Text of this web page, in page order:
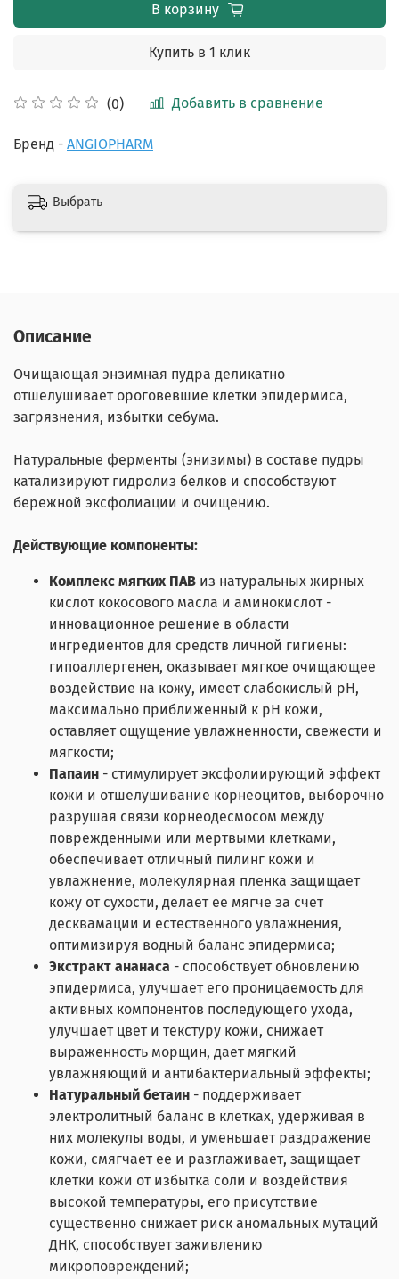
(0) Добавить в сравнение
В корзину
Купить в 1 клик
Бренд - ANGIOPHARM
Выбрать
Описание
Очищающая энзимная пудра деликатно
отшелушивает ороговевшие клетки эпидермиса,
загрязнения, избытки себума.
Натуральные ферменты (энизимы) в составе пудры
катализируют гидролиз белков и способствуют
бережной эксфолиации и очищению.
Действующие компоненты:
Комплекс мягких ПАВ из натуральных жирных
кислот кокосового масла и аминокислот -
инновационное решение в области
ингредиентов для средств личной гигиены:
гипоаллергенен, оказывает мягкое очищающее
воздействие на кожу, имеет слабокислый pH,
максимально приближенный к pH кожи,
оставляет ощущение увлажненности, свежести и
мягкости;
Папаин - стимулирует эксфолиирующий эффект
кожи и отшелушивание корнеоцитов, выборочно
разрушая связи корнеодесмосом между
поврежденными или мертвыми клетками,
обеспечивает отличный пилинг кожи и
увлажнение, молекулярная пленка защищает
кожу от сухости, делает ее мягче за счет
десквамации и естественного увлажнения,
оптимизируя водный баланс эпидермиса;
Экстракт ананаса - способствует обновлению
эпидермиса, улучшает его проницаемость для
активных компонентов последующего ухода,
улучшает цвет и текстуру кожи, снижает
выраженность морщин, дает мягкий
увлажняющий и антибактериальный эффекты;
Натуральный бетаин - поддерживает
электролитный баланс в клетках, удерживая в
них молекулы воды, и уменьшает раздражение
кожи, смягчает ее и разглаживает, защищает
клетки кожи от избытка соли и воздействия
высокой температуры, его присутствие
существенно снижает риск аномальных мутаций
ДНК, способствует заживлению
микроповреждений;